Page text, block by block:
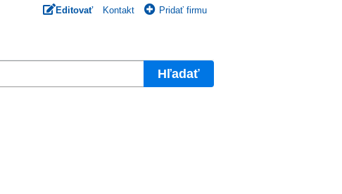
Editovať Kontakt Pridať firmu
Hľadať